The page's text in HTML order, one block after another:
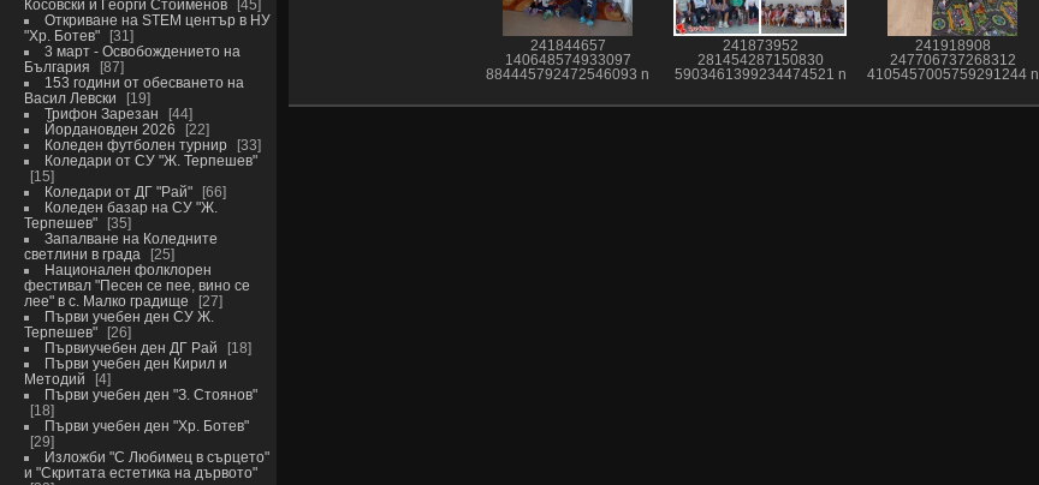
Косовски и Георги Стоименов
45
Откриване на STEM център в НУ
"Хр. Ботев"
31
3 март - Освобождението на
България
87
153 години от обесването на
Васил Левски
19
Трифон Зарезан
44
Йордановден 2026
22
Коледен футболен турнир
33
Коледари от СУ "Ж. Терпешев"
15
Коледари от ДГ "Рай"
66
Коледен базар на СУ "Ж.
Терпешев"
35
Запалване на Коледните
светлини в града
25
Национален фолклорен
фестивал "Песен се пее, вино се
лее" в с. Малко градище
27
Първи учебен ден СУ Ж.
Терпешев"
26
Първиучебен ден ДГ Рай
18
Първи учебен ден Кирил и
Методий
4
Първи учебен ден "З. Стоянов"
18
Първи учебен ден "Хр. Ботев"
29
Изложби "С Любимец в сърцето"
и "Скритата естетика на дървото"
241844657
140648574933097
884445792472546093 n
241873952
281454287150830
5903461399234474521 n
241918908
247706737268312
4105457005759291244 n